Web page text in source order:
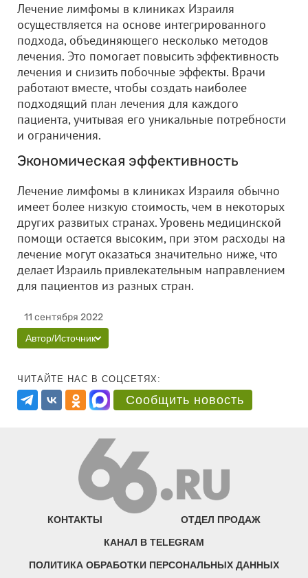
Лечение лимфомы в клиниках Израиля
осуществляется на основе интегрированного
подхода, объединяющего несколько методов
лечения. Это помогает повысить эффективность
лечения и снизить побочные эффекты. Врачи
работают вместе, чтобы создать наиболее
подходящий план лечения для каждого
пациента, учитывая его уникальные потребности
и ограничения.
Экономическая эффективность
Лечение лимфомы в клиниках Израиля обычно
имеет более низкую стоимость, чем в некоторых
других развитых странах. Уровень медицинской
помощи остается высоким, при этом расходы на
лечение могут оказаться значительно ниже, что
делает Израиль привлекательным направлением
для пациентов из разных стран.
11 сентября 2022
Автор/Источник
ЧИТАЙТЕ НАС В СОЦСЕТЯХ:
Сообщить новость
КОНТАКТЫ ОТДЕЛ ПРОДАЖ
КАНАЛ В TELEGRAM
ПОЛИТИКА ОБРАБОТКИ ПЕРСОНАЛЬНЫХ ДАННЫХ